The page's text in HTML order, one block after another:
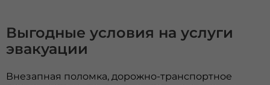
Выгодные условия на услуги
эвакуации
Внезапная поломка, дорожно-транспортное